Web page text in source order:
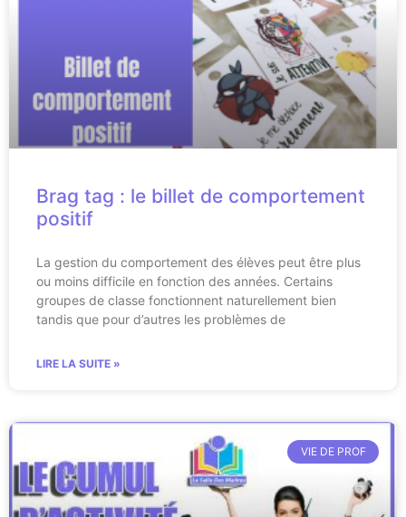
Brag tag : le billet de comportement
positif
La gestion du comportement des élèves peut être plus
ou moins difficile en fonction des années. Certains
groupes de classe fonctionnent naturellement bien
tandis que pour d’autres les problèmes de
LIRE LA SUITE »
VIE DE PROF